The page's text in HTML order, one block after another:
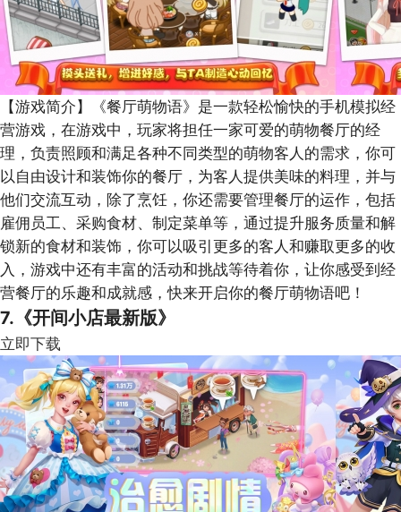
【游戏简介】
《餐厅萌物语》是一款轻松愉快的手机模拟经
营游戏，在游戏中，玩家将担任一家可爱的萌物餐厅的经
理，负责照顾和满足各种不同类型的萌物客人的需求，你可
以自由设计和装饰你的餐厅，为客人提供美味的料理，并与
他们交流互动，除了烹饪，你还需要管理餐厅的运作，包括
雇佣员工、采购食材、制定菜单等，通过提升服务质量和解
锁新的食材和装饰，你可以吸引更多的客人和赚取更多的收
入，游戏中还有丰富的活动和挑战等待着你，让你感受到经
营餐厅的乐趣和成就感，快来开启你的餐厅萌物语吧！
7.《开间小店最新版》
立即下载